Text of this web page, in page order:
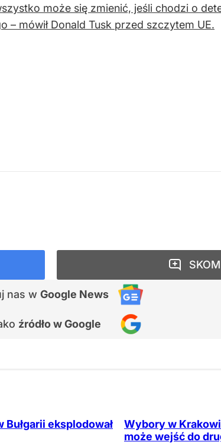
może się zmienić, jeśli chodzi o
– mówił Donald Tusk przed szczytem UE.
nas w Google News
źródło w Google
eksplodował
Wybory w
może wejść do